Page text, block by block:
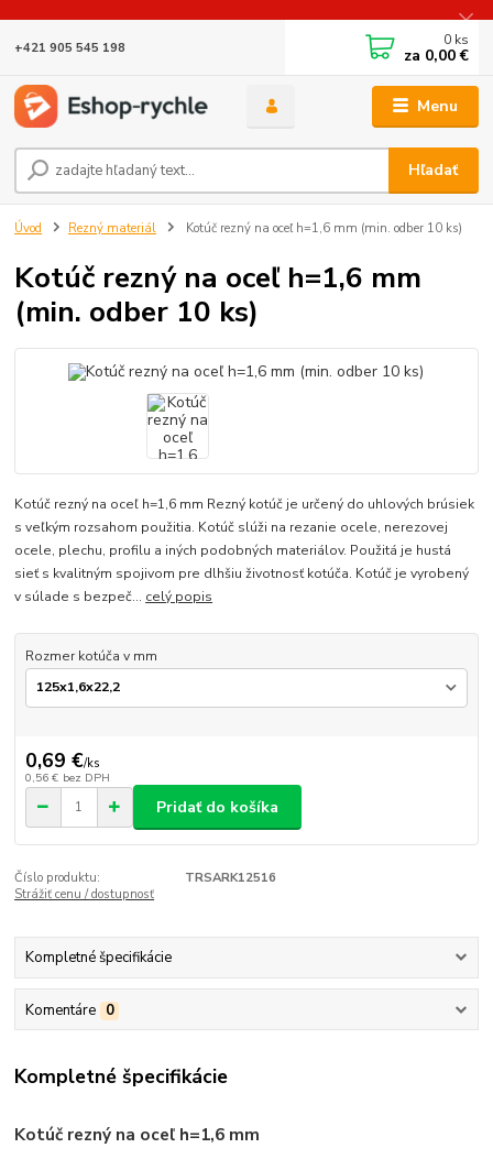
Menu
Hľadať
+421 905 545 198 0 ks
za 0,00 €
Úvod Rezný materiál Kotúč rezný na oceľ h=1,6 mm (min. odber 10 ks)
Kotúč rezný na oceľ h=1,6 mm
(min. odber 10 ks)
Kotúč rezný na oceľ h=1,6 mm Rezný kotúč je určený do uhlových brúsiek
s veľkým rozsahom použitia. Kotúč slúži na rezanie ocele, nerezovej
ocele, plechu, profilu a iných podobných materiálov. Použitá je hustá
sieť s kvalitným spojivom pre dlhšiu životnosť kotúča. Kotúč je vyrobený
v súlade s bezpeč... celý popis
Rozmer kotúča v mm
0,69 €/ks
0,56 € bez DPH
Pridať do košíka
Číslo produktu:
TRSARK12516
Strážiť cenu / dostupnosť
Kompletné špecifikácie
Komentáre 0
Kompletné špecifikácie
Kotúč rezný na oceľ h=1,6 mm